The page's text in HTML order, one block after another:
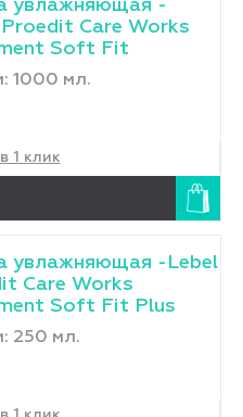
увлажняющая -
Proedit Care Works
Soft Fit
1000 мл.
1 клик
увлажняющая -Lebel
Care Works
Soft Fit Plus
250 мл.